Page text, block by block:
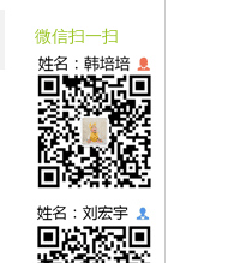
物 连住青岛
（鲍鱼海参
微信扫一扫